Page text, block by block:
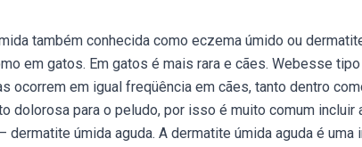
também conhecida como eczema úmido ou
em gatos. Em gatos é mais rara e cães. Webesse
ocorrem em igual freqüência em cães, tanto dentro
dolorosa para o peludo, por isso é muito comum
dermatite úmida aguda. A dermatite úmida aguda é uma